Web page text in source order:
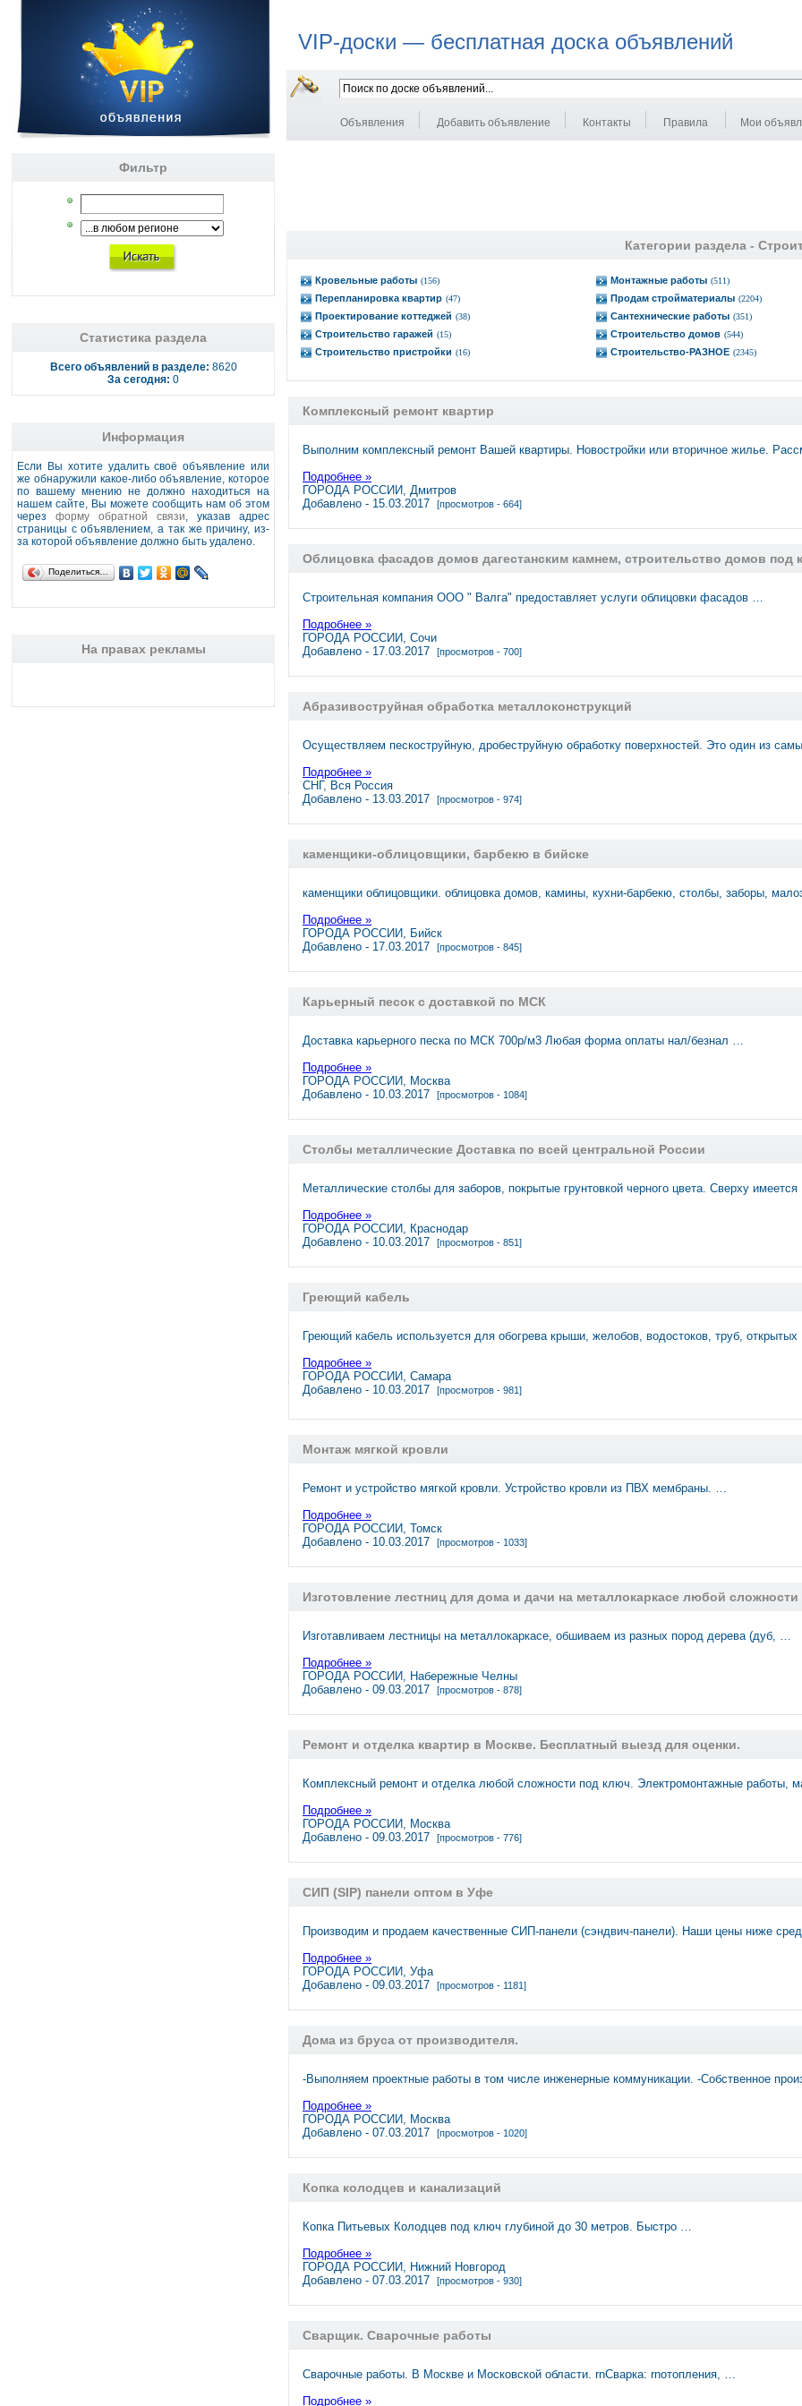
VIP-доски — бесплатная доска объявлений
Объявления Добавить объявление Контакты Правила Мои
Фильтр
Статистика раздела
Всего объявлений в разделе: 8620
За сегодня: 0
Информация
Если Вы хотите удалить своё объявление или
же обнаружили какое-либо объявление, которое
по вашему мнению не должно находиться на
нашем сайте, Вы можете сообщить нам об этом
через форму обратной связи, указав адрес
страницы с объявлением, а так же причину, из-
за которой объявление должно быть удалено.
Поделиться…
На правах рекламы
Категории раздела -
Кровельные работы (156) Монтажные работы (511)
Перепланировка квартир (47) Продам стройматериалы (2204)
Проектирование коттеджей (38) Сантехнические работы (351)
Строительство гаражей (15) Строительство домов (544)
Строительство пристройки (16) Строительство-РАЗНОЕ (2345)
Комплексный ремонт квартир
Выполним комплексный ремонт Вашей квартиры. Новостройки или вторичное жилье.
Подробнее »
ГОРОДА РОССИИ, Дмитров
Добавлено - 15.03.2017
[просмотров - 664]
Облицовка фасадов домов дагестанским камнем, строительство домов под
Строительная компания ООО " Валга" предоставляет услуги облицовки фасадов …
Подробнее »
ГОРОДА РОССИИ, Сочи
Добавлено - 17.03.2017
[просмотров - 700]
Абразивоструйная обработка металлоконструкций
Осуществляем пескоструйную, дробеструйную обработку поверхностей. Это один из
Подробнее »
СНГ, Вся Россия
Добавлено - 13.03.2017
[просмотров - 974]
каменщики-облицовщики, барбекю в бийске
каменщики облицовщики. облицовка домов, камины, кухни-барбекю, столбы, заборы,
Подробнее »
ГОРОДА РОССИИ, Бийск
Добавлено - 17.03.2017
[просмотров - 845]
Карьерный песок с доставкой по МСК
Доставка карьерного песка по МСК 700р/м3 Любая форма оплаты нал/безнал …
Подробнее »
ГОРОДА РОССИИ, Москва
Добавлено - 10.03.2017
[просмотров - 1084]
Столбы металлические Доставка по всей центральной России
Металлические столбы для заборов, покрытые грунтовкой черного цвета. Сверху
Подробнее »
ГОРОДА РОССИИ, Краснодар
Добавлено - 10.03.2017
[просмотров - 851]
Греющий кабель
Греющий кабель используется для обогрева крыши, желобов, водостоков, труб,
Подробнее »
ГОРОДА РОССИИ, Самара
Добавлено - 10.03.2017
[просмотров - 981]
Монтаж мягкой кровли
Ремонт и устройство мягкой кровли. Устройство кровли из ПВХ мембраны. …
Подробнее »
ГОРОДА РОССИИ, Томск
Добавлено - 10.03.2017
[просмотров - 1033]
Изготовление лестниц для дома и дачи на металлокаркасе любой сложности
Изготавливаем лестницы на металлокаркасе, обшиваем из разных пород дерева (дуб, …
Подробнее »
ГОРОДА РОССИИ, Набережные Челны
Добавлено - 09.03.2017
[просмотров - 878]
Ремонт и отделка квартир в Москве. Бесплатный выезд для оценки.
Комплексный ремонт и отделка любой сложности под ключ. Электромонтажные работы,
Подробнее »
ГОРОДА РОССИИ, Москва
Добавлено - 09.03.2017
[просмотров - 776]
СИП (SIP) панели оптом в Уфе
Производим и пpодаем качественные СИП-панели (сэндвич-панели). Наши цены ниже
Подробнее »
ГОРОДА РОССИИ, Уфа
Добавлено - 09.03.2017
[просмотров - 1181]
Дома из бруса от производителя.
-Выполняем проектные работы в том числе инженерные коммуникации. -Собственное
Подробнее »
ГОРОДА РОССИИ, Москва
Добавлено - 07.03.2017
[просмотров - 1020]
Копка колодцев и канализаций
Копка Питьевых Колодцев под ключ глубиной до 30 метров. Быстро …
Подробнее »
ГОРОДА РОССИИ, Нижний Новгород
Добавлено - 07.03.2017
[просмотров - 930]
Сварщик. Сварочные работы
Сварочные работы. В Москве и Московской области. rnСварка: rnотопления, …
Подробнее »